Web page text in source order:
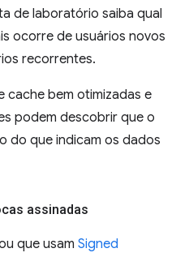
de laboratório saiba qual
ocorre de usuários novos
recorrentes.
cache bem otimizadas e
podem descobrir que o
do que indicam os dados
assinadas
que usam Signed